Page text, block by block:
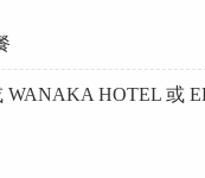
WANAKA HOTEL 或